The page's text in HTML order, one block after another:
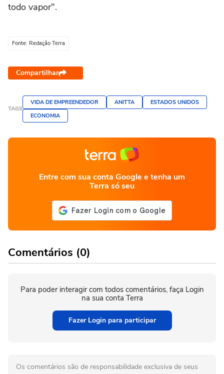
todo vapor".
Fonte: Redação Terra
Compartilhar
TAGS
VIDA DE EMPREENDEDOR ANITTA
ESTADOS UNIDOS
ECONOMIA
Entre com sua conta Google e tenha um
Terra só seu
Comentários (0)
Para poder interagir com todos comentários, faça Login
na sua conta Terra
Fazer Login para participar
Os comentários são de responsabilidade exclusiva de seus